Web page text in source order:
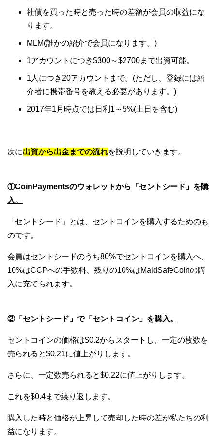
社債を買った時と売った時の差額が会員の収益にな
ります。
MLM(誰かの紹介で会員になります。)
1アカウントにつき$300～$2700まで出資可能。
1人につき20アカウントまで。(ただし、登録には紹
介者に携帯番号を教える必要があります。)
2017年1月時点では日利1～5%(土日を含む)
次に出資から出金までの流れを説明していきます。
①CoinPaymentsのウォレットから「セントシード」を購
入。
「セントシード」とは、セントコインを購入するためのも
のです。
会員はセントシードのうち80%でセントコインを購入へ、
10%はCCPへの手数料、残りの10%はMaidSafeCoinの購
入に充てられます。
②「セントシード」で「セントコイン」を購入。
セントコインの価格は$0.2からスタートし、一定の枚数を
売られると$0.21に値上がりします。
さらに、一定数売られると$0.22に値上がりします。
これを$0.4まで繰り返します。
購入した時と価格が上昇して売却した時の差が私たちの利
益になります。